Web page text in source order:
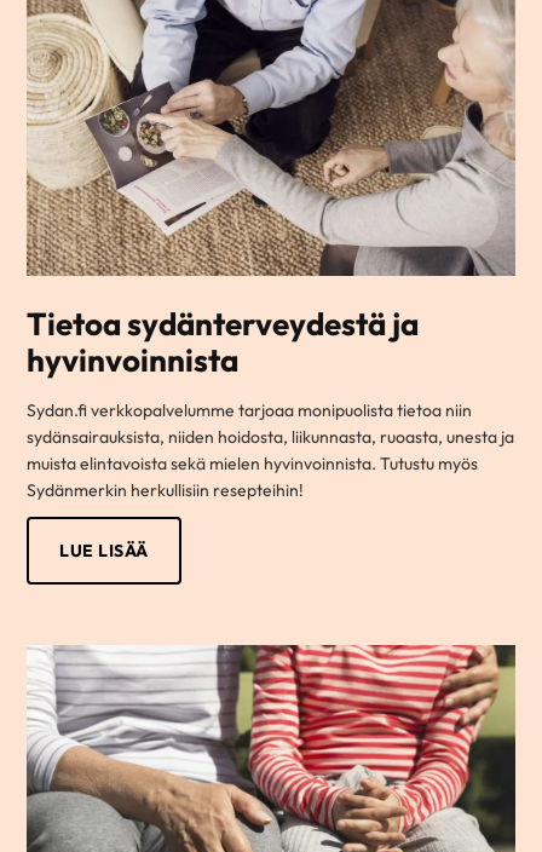
Tietoa sydänterveydestä ja
hyvinvoinnista
Sydan.fi verkkopalvelumme tarjoaa monipuolista tietoa niin
sydänsairauksista, niiden hoidosta, liikunnasta, ruoasta, unesta ja
muista elintavoista sekä mielen hyvinvoinnista. Tutustu myös
Sydänmerkin herkullisiin resepteihin!
LUE LISÄÄ